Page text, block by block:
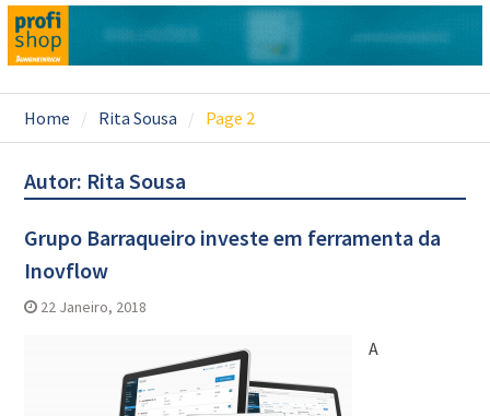
Home Rita Sousa Page 2
Autor: Rita Sousa
Grupo Barraqueiro investe em ferramenta da
Inovflow
22 Janeiro, 2018
A